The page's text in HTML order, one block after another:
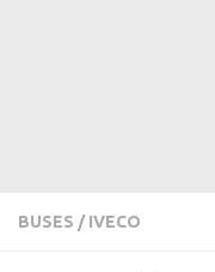
BUSES / IVECO